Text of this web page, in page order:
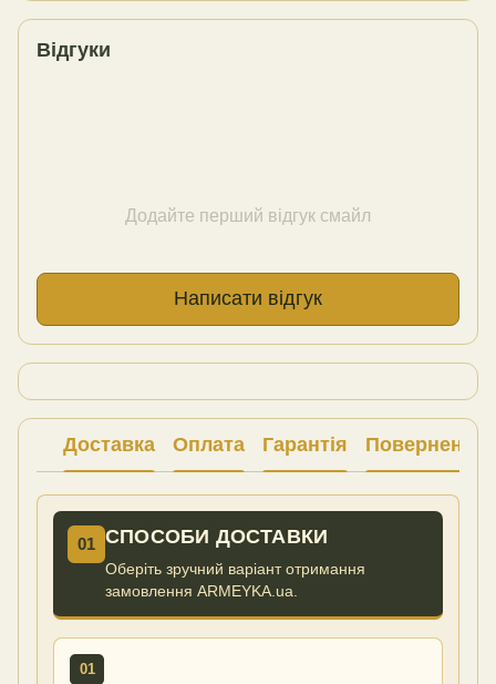
Відгуки
Додайте перший відгук смайл
Написати відгук
Доставка Оплата Гарантія Повернення
01 СПОСОБИ ДОСТАВКИ
Оберіть зручний варіант отримання
замовлення ARMEYKA.ua.
01